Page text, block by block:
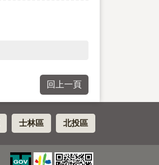
回上一頁
士林區 北投區